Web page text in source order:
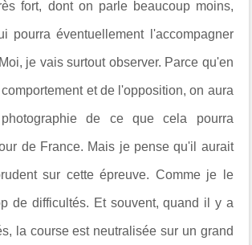
fort, dont on parle beaucoup moins,
pourra éventuellement l'accompagner
je vais surtout observer. Parce qu'en
et de l'opposition, on aura
de ce que cela pourra
de France. Mais je pense qu'il aurait
sur cette épreuve. Comme je le
de difficultés. Et souvent, quand il y a
la course est neutralisée sur un grand